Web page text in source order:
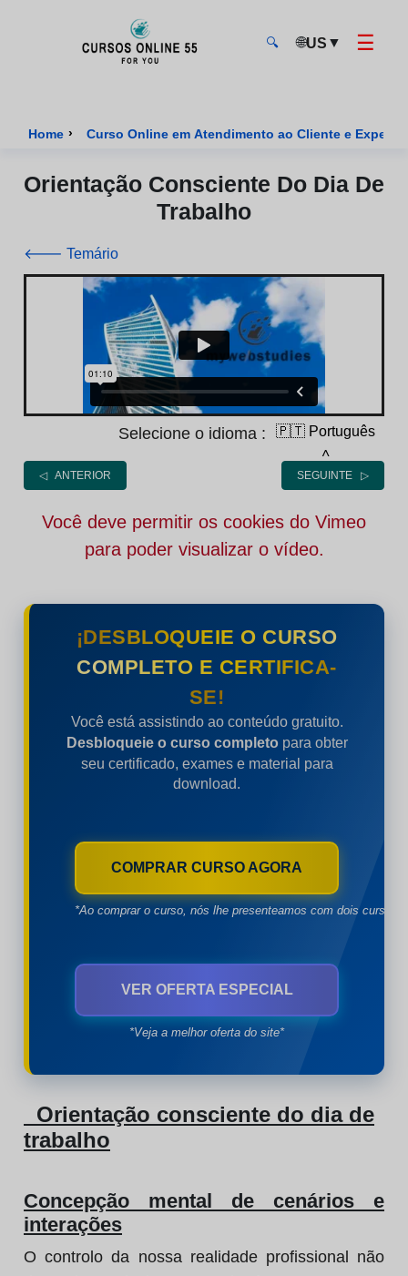
🔍 🌐US ▼ ☰
Home › Curso Online em Atendimento ao Cliente e
Orientação Consciente Do Dia De
Trabalho
🡐 Temário
Selecione o idioma :
🇵🇹 Português
˄
◁ ANTERIOR SEGUINTE ▷
Você deve permitir os cookies do Vimeo
para poder visualizar o vídeo.
¡DESBLOQUEIE O CURSO
COMPLETO E CERTIFICA-
SE!
Você está assistindo ao conteúdo gratuito.
Desbloqueie o curso completopara obter
seu certificado, exames e material para
download.
COMPRAR CURSO AGORA
*Ao comprar o curso, nós lhe presenteamos com dois cursos
VER OFERTA ESPECIAL
*Veja a melhor oferta do site*
Orientação consciente do dia de
trabalho
Concepção mental de cenários e
interações
O controlo da nossa realidade profissional não